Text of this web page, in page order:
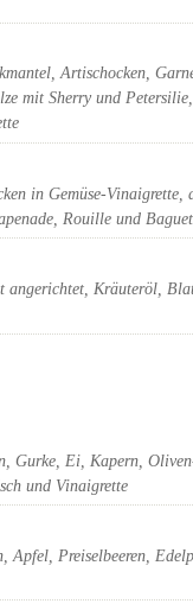
Artischocken,
mit Sherry und
in Gemüse-Vinaigrette,
Rouille und
angerichtet, Kräuteröl,
Gurke, Ei, Kapern,
und Vinaigrette
Apfel, Preiselbeeren,